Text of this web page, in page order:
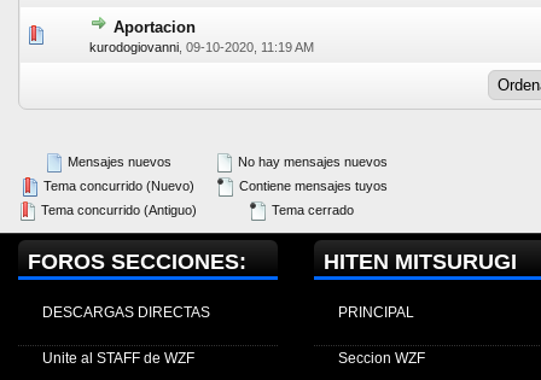
Aportacion
kurodogiovanni 09-10-2020, 11:19 AM
0 voto(s) - Media 0 de 5
Mensajes nuevos
Tema concurrido (Nuevo)
Tema concurrido (Antiguo)
No hay mensajes nuevos
Contiene mensajes tuyos
Tema cerrado
FOROS SECCIONES:
DESCARGAS DIRECTAS
Unite al STAFF de WZF
HITEN MITSURUGI
PRINCIPAL
Seccion WZF